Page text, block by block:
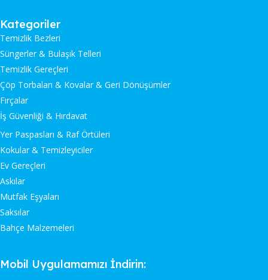
Kategoriler
Temizlik Bezleri
Süngerler & Bulaşık Telleri
Temizlik Gereçleri
Çöp Torbaları & Kovalar & Geri Dönüşümler
Fırçalar
İş Güvenliği & Hırdavat
Yer Paspasları & Raf Örtüleri
Kokular & Temizleyiciler
Ev Gereçleri
Askılar
Mutfak Eşyaları
Saksılar
Bahçe Malzemeleri
Mobil Uygulamamızı İndirin: